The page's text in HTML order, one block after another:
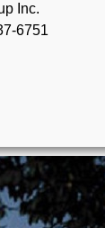
Inc.
6751